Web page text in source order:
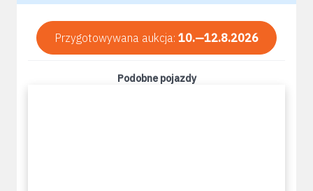
Przygotowywana aukcja: 10.—12.8.2026
Podobne pojazdy